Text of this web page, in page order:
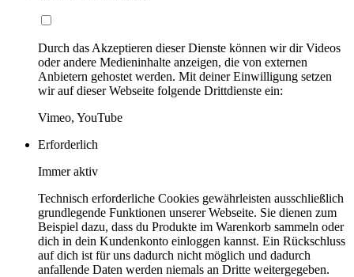
Durch das Akzeptieren dieser Dienste können wir dir Videos
oder andere Medieninhalte anzeigen, die von externen
Anbietern gehostet werden. Mit deiner Einwilligung setzen
wir auf dieser Webseite folgende Drittdienste ein:
Vimeo, YouTube
Erforderlich
Immer aktiv
Technisch erforderliche Cookies gewährleisten ausschließlich
grundlegende Funktionen unserer Webseite. Sie dienen zum
Beispiel dazu, dass du Produkte im Warenkorb sammeln oder
dich in dein Kundenkonto einloggen kannst. Ein Rückschluss
auf dich ist für uns dadurch nicht möglich und dadurch
anfallende Daten werden niemals an Dritte weitergegeben.